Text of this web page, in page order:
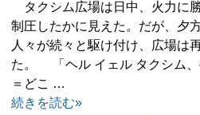
タクシム広場は日中、火力に
制圧したかに見えた。だが、夕
人々が続々と駆け付け、広場は
た。 「ヘル イェル タクシム、
＝どこ …
続きを読む»